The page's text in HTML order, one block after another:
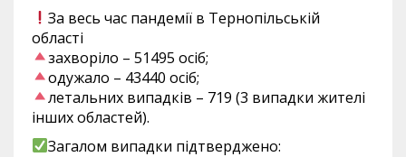
За весь час пандемії в Тернопільській
області
захворіло – 51495 осіб;
одужало – 43440 осіб;
летальних випадків – 719 (3 випадки жителі
інших областей).
Загалом випадки підтверджено: